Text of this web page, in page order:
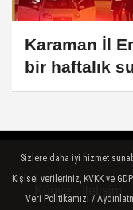
Karaman İl
bir haftalık
Künye İletişim
Sizlere daha iyi hizmet
Kişisel verileriniz, KVKK ve
Veri Politikamızı /